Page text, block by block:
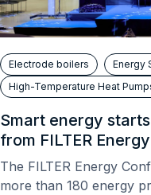
Electrode boilers Energy
High-Temperature Heat
Smart energy
from FILTER
The FILTER Energy
more than 180 energy